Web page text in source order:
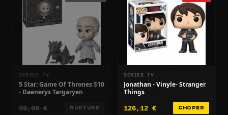
SÉRIES TV
5 Star: Game Of Thrones S10
- Daenerys Targaryen
99,00 € RUPTURE
SÉRIES TV
Jonathan - Vinyle- Stranger
Things
126,12 € CHOPER